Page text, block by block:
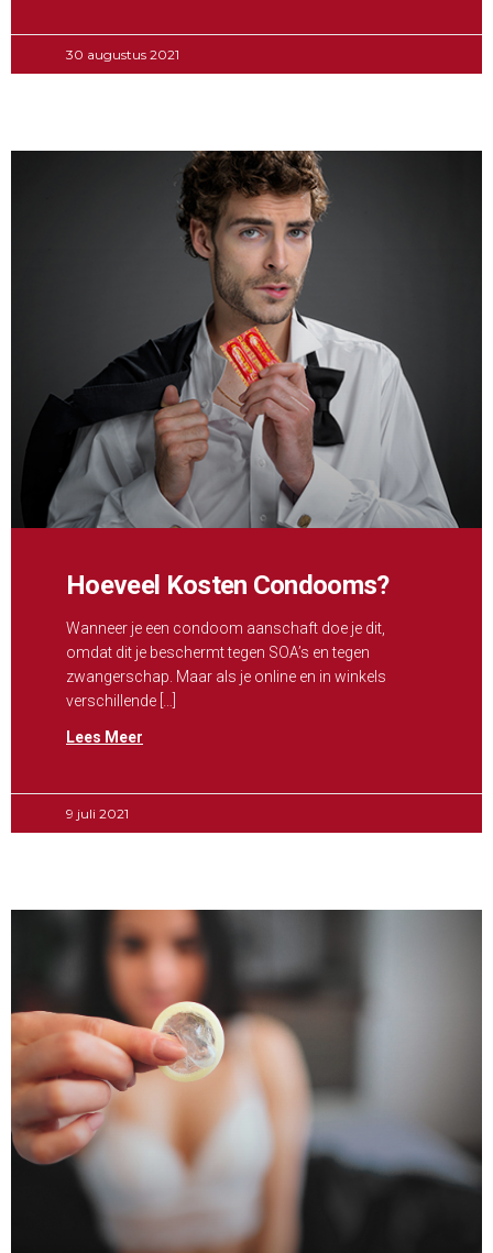
30 augustus 2021
Hoeveel Kosten Condooms?
Wanneer je een condoom aanschaft doe je dit,
omdat dit je beschermt tegen SOA’s en tegen
zwangerschap. Maar als je online en in winkels
verschillende […]
Lees Meer
9 juli 2021